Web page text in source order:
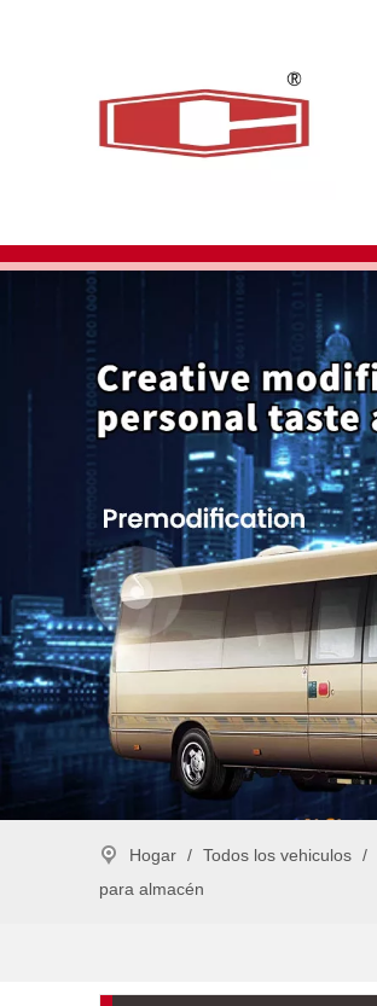
Hogar / Todos los vehiculos /
para almacén